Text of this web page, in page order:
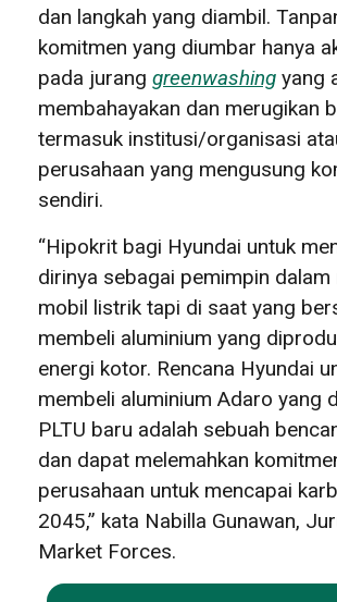
dan langkah yang diambil.
komitmen yang diumbar hanya
pada jurang greenwashing yang
membahayakan dan merugikan
termasuk institusi/organisasi
perusahaan yang mengusung
sendiri.
“Hipokrit bagi Hyundai untuk
dirinya sebagai pemimpin
mobil listrik tapi di saat yang
membeli aluminium yang
energi kotor. Rencana Hyundai
membeli aluminium Adaro yang
PLTU baru adalah sebuah
dan dapat melemahkan
perusahaan untuk mencapai
2045,” kata Nabilla Gunawan,
Market Forces.